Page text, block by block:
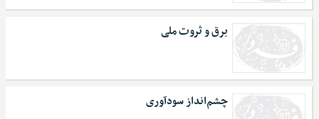
برق و ثروت ملی
چشم‌انداز سودآوری